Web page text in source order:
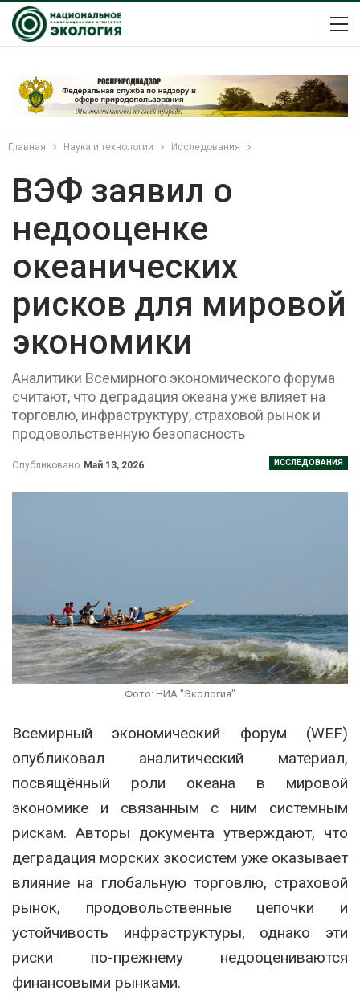
Главная Наука и технологии Исследования
ВЭФ заявил о
недооценке
океанических
рисков для мировой
экономики
Аналитики Всемирного экономического форума
считают, что деградация океана уже влияет на
торговлю, инфраструктуру, страховой рынок и
продовольственную безопасность
ИССЛЕДОВАНИЯ
Опубликовано Май 13, 2026
Фото: НИА "Экология"
Всемирный экономический форум (WEF)
опубликовал аналитический материал,
посвящённый роли океана в мировой
экономике и связанным с ним системным
рискам. Авторы документа утверждают, что
деградация морских экосистем уже оказывает
влияние на глобальную торговлю, страховой
рынок, продовольственные цепочки и
устойчивость инфраструктуры, однако эти
риски по-прежнему недооцениваются
финансовыми рынками.